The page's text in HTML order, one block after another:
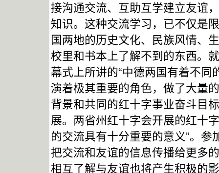
接沟通交流、互助互学建立友谊
知识。这种交流学习，已不仅是
国两地的历史文化、民族风情、
校里和书本上了解不到的东西。
幕式上所讲的“中德两国有着不
演着极其重要的角色，做了大量
背景和共同的红十字事业奋斗目
展。两省州红十字会开展的红十
的交流具有十分重要的意义”。
把交流和友谊的信息传播给更多
相互了解与友谊也将产生积极的